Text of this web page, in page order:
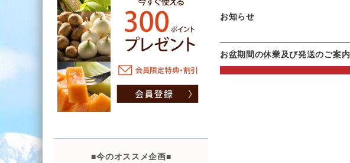
お知らせ
お盆期間の休業及び発送のご案内
■今のオススメ企画■